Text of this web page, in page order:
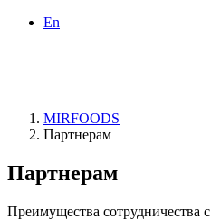
En
MIRFOODS
Партнерам
Партнерам
Преимущества сотрудничества с